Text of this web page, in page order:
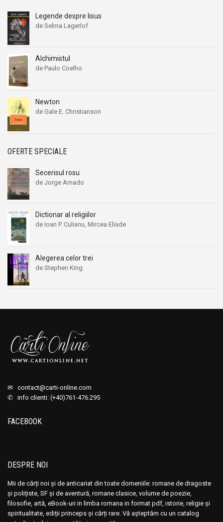
Legende despre Iisus
de Selma Lagerlof
Alchimistul
de Paulo Coelho
Newton
de Gale E. Christianson
OFERTE SPECIALE
Secerisul rosu
de Jorge Amado
Dictionar al religiilor
de Ioan P. Culianu, Mircea Eliade
Alegerea celor trei
de Stephen King
✉ contact@carti-online.com
✆ info clienti: (+40)761-476.295
FACEBOOK
DESPRE NOI
Mii de cărți noi și de anticariat din toate domeniile: romane de dragoste
și polițiste, SF și de aventură, romane clasice, volume de poezie,
filosofie, artă, eBook-uri in limba romana in format pdf, istorie, religie și
spiritualitate, ediții princeps și cărți rare. Vă așteptăm cu un catalog